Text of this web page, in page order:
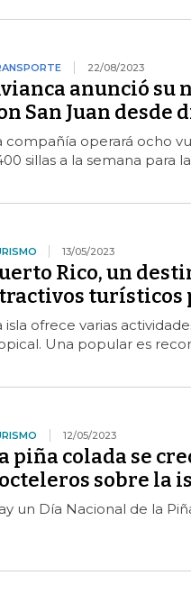
22/08/2023
anunció su
San Juan desde
compañía operará ocho
sillas a la semana para
13/05/2023
Rico, un
turísticos
isla ofrece varias
Una popular es
12/05/2023
piña colada se
sobre la
un Día Nacional de la